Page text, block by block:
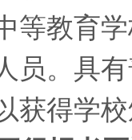
等教育
员。具
获得学